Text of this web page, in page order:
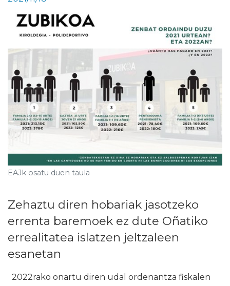
EAJk osatu duen taula
Zehaztu diren hobariak jasotzeko
errenta baremoek ez dute Oñatiko
errealitatea islatzen jeltzaleen
esanetan
2022rako onartu diren udal ordenantza fiskalen